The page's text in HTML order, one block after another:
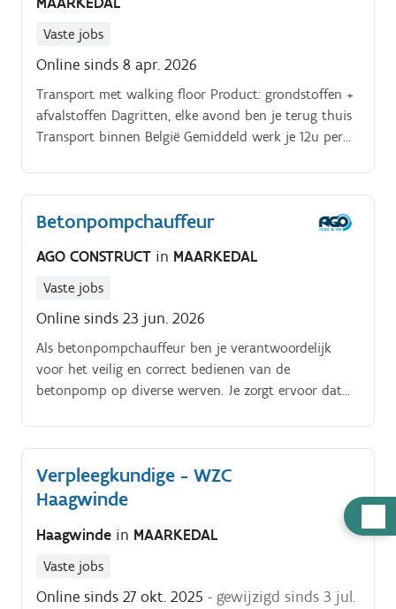
Vaste jobs
Online sinds 8 apr. 2026
Transport met walking floor Product: grondstoffen +
afvalstoffen Dagritten, elke avond ben je terug thuis
Transport binnen België Gemiddeld werk je 12u per
Betonpompchauffeur
AGO CONSTRUCT in MAARKEDAL
Vaste jobs
Online sinds 23 jun. 2026
Als betonpompchauffeur ben je verantwoordelijk
voor het veilig en correct bedienen van de
betonpomp op diverse werven. Je zorgt ervoor dat
onder andere:.
Verpleegkundige - WZC
Haagwinde
Haagwinde in MAARKEDAL
Vaste jobs
Online sinds 27 okt. 2025 - gewijzigd sinds 3 jul.